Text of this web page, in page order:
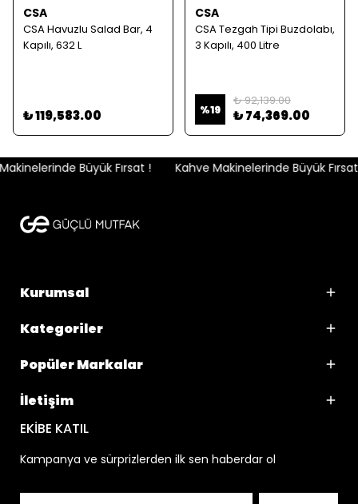
CSA
CSA Havuzlu Salad Bar, 4
Kapılı, 632 L
₺ 119,583.00
CSA
CSA Tezgah Tipi Buzdolabı,
3 Kapılı, 400 Litre
%19
₺ 92,139.00
₺ 74,369.00
Büyük Fırsat ! Kahve Makinelerinde Büyük Fırsat !
Kurumsal
Kategoriler
Popüler Markalar
İletişim
EKİBE KATIL
Kampanya ve sürprizlerden ilk sen haberdar ol